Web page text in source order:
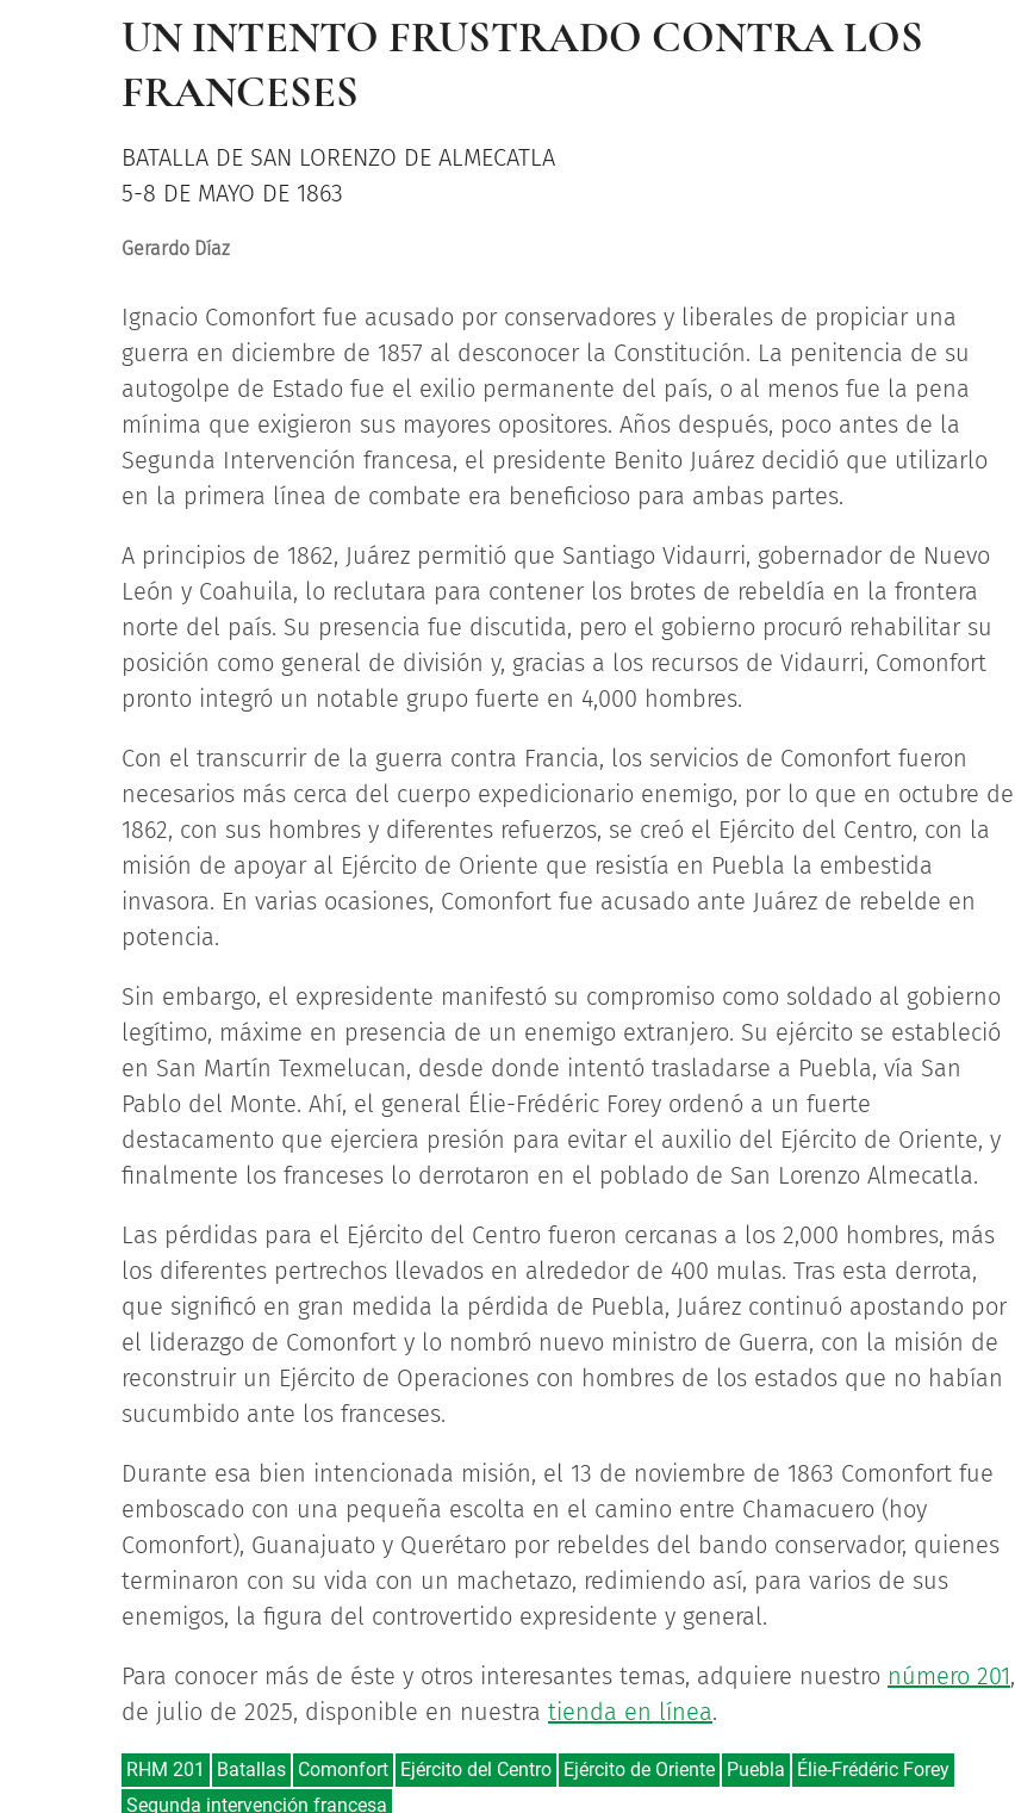
UN INTENTO FRUSTRADO CONTRA LOS
FRANCESES
BATALLA DE SAN LORENZO DE ALMECATLA
5-8 DE MAYO DE 1863
Gerardo Díaz
Ignacio Comonfort fue acusado por conservadores y liberales de propiciar una
guerra en diciembre de 1857 al desconocer la Constitución. La penitencia de su
autogolpe de Estado fue el exilio permanente del país, o al menos fue la pena
mínima que exigieron sus mayores opositores. Años después, poco antes de la
Segunda Intervención francesa, el presidente Benito Juárez decidió que utilizarlo
en la primera línea de combate era beneficioso para ambas partes.
A principios de 1862, Juárez permitió que Santiago Vidaurri, gobernador de Nuevo
León y Coahuila, lo reclutara para contener los brotes de rebeldía en la frontera
norte del país. Su presencia fue discutida, pero el gobierno procuró rehabilitar su
posición como general de división y, gracias a los recursos de Vidaurri, Comonfort
pronto integró un notable grupo fuerte en 4,000 hombres.
Con el transcurrir de la guerra contra Francia, los servicios de Comonfort fueron
necesarios más cerca del cuerpo expedicionario enemigo, por lo que en octubre de
1862, con sus hombres y diferentes refuerzos, se creó el Ejército del Centro, con la
misión de apoyar al Ejército de Oriente que resistía en Puebla la embestida
invasora. En varias ocasiones, Comonfort fue acusado ante Juárez de rebelde en
potencia.
Sin embargo, el expresidente manifestó su compromiso como soldado al gobierno
legítimo, máxime en presencia de un enemigo extranjero. Su ejército se estableció
en San Martín Texmelucan, desde donde intentó trasladarse a Puebla, vía San
Pablo del Monte. Ahí, el general Élie-Frédéric Forey ordenó a un fuerte
destacamento que ejerciera presión para evitar el auxilio del Ejército de Oriente, y
finalmente los franceses lo derrotaron en el poblado de San Lorenzo Almecatla.
Las pérdidas para el Ejército del Centro fueron cercanas a los 2,000 hombres, más
los diferentes pertrechos llevados en alrededor de 400 mulas. Tras esta derrota,
que significó en gran medida la pérdida de Puebla, Juárez continuó apostando por
el liderazgo de Comonfort y lo nombró nuevo ministro de Guerra, con la misión de
reconstruir un Ejército de Operaciones con hombres de los estados que no habían
sucumbido ante los franceses.
Durante esa bien intencionada misión, el 13 de noviembre de 1863 Comonfort fue
emboscado con una pequeña escolta en el camino entre Chamacuero (hoy
Comonfort), Guanajuato y Querétaro por rebeldes del bando conservador, quienes
terminaron con su vida con un machetazo, redimiendo así, para varios de sus
enemigos, la figura del controvertido expresidente y general.
Para conocer más de éste y otros interesantes temas, adquiere nuestro número 201,
de julio de 2025, disponible en nuestra tienda en línea.
RHM 201 Batallas Comonfort Ejército del Centro Ejército de Oriente Puebla
Élie-Frédéric Forey
Segunda intervención francesa